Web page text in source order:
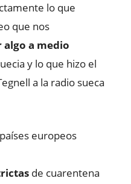
lo que
que nos
algo a medio
y lo que hizo el
a la radio sueca
europeos
de cuarentena